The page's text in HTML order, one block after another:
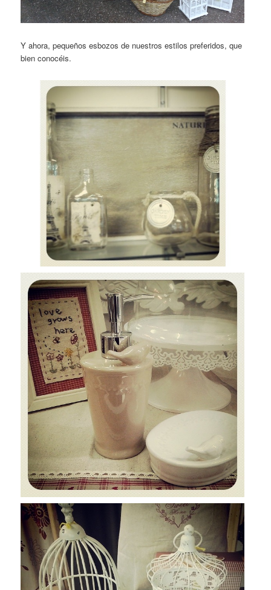
Y ahora, pequeños esbozos de nuestros estilos preferidos, que
bien conocéis.